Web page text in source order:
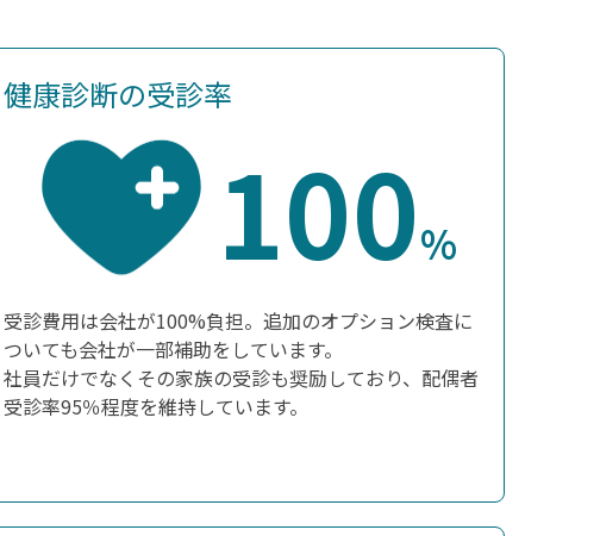
健康診断の受診率
100%
受診費用は会社が100%負担。追加のオプション検査に
ついても会社が一部補助をしています。
社員だけでなくその家族の受診も奨励しており、配偶者
受診率95％程度を維持しています。